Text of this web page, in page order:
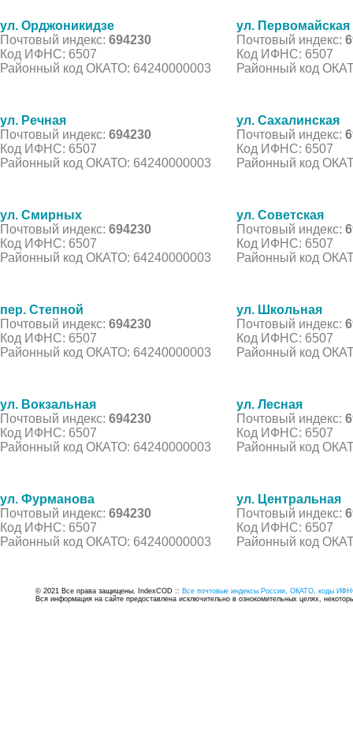
ул. Орджоникидзе
Почтовый индекс: 694230
Код ИФНС: 6507
Районный код ОКАТО: 64240000003
ул. Первомайская
Почтовый индекс:
Код ИФНС: 6507
Районный код
ул. Речная
Почтовый индекс: 694230
Код ИФНС: 6507
Районный код ОКАТО: 64240000003
ул. Сахалинская
Почтовый индекс:
Код ИФНС: 6507
Районный код
ул. Смирных
Почтовый индекс: 694230
Код ИФНС: 6507
Районный код ОКАТО: 64240000003
ул. Советская
Почтовый индекс:
Код ИФНС: 6507
Районный код
пер. Степной
Почтовый индекс: 694230
Код ИФНС: 6507
Районный код ОКАТО: 64240000003
ул. Школьная
Почтовый индекс:
Код ИФНС: 6507
Районный код
ул. Вокзальная
Почтовый индекс: 694230
Код ИФНС: 6507
Районный код ОКАТО: 64240000003
ул. Лесная
Почтовый индекс:
Код ИФНС: 6507
Районный код
ул. Фурманова
Почтовый индекс: 694230
Код ИФНС: 6507
Районный код ОКАТО: 64240000003
ул. Центральная
Почтовый индекс:
Код ИФНС: 6507
Районный код
© 2021 Все права защищены. IndexCOD :: Все почтовые индексы России, ОКАТО, коды
Вся информация на сайте предоставлена исключительно в ознокомительных целях,